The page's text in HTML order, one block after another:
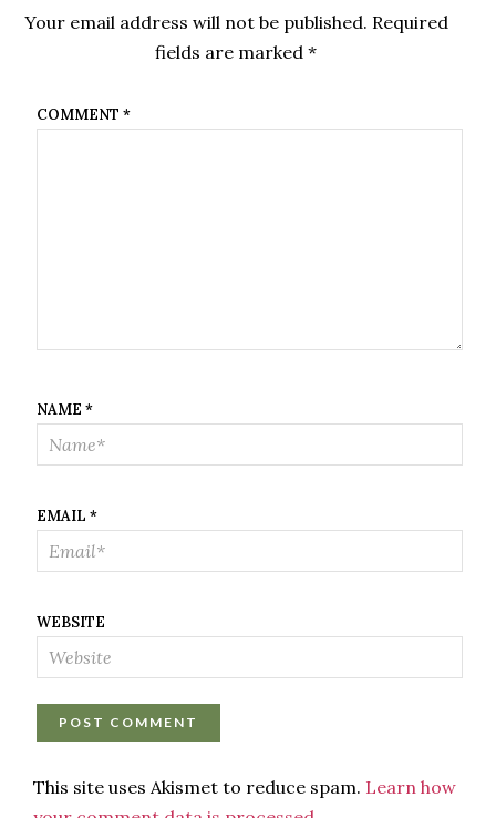
Your email address will not be published. Required
fields are marked*
COMMENT *
NAME *
EMAIL *
WEBSITE
This site uses Akismet to reduce spam. Learn how